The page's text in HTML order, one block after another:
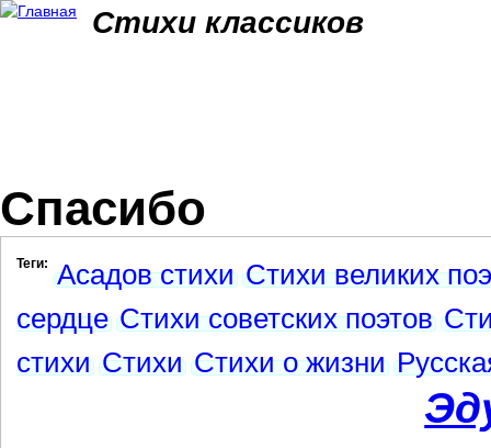
Стихи классиков
Спасибо
Теги: Асадов стихи Стихи великих
сердце Стихи советских поэтов
стихи Стихи Стихи о жизни